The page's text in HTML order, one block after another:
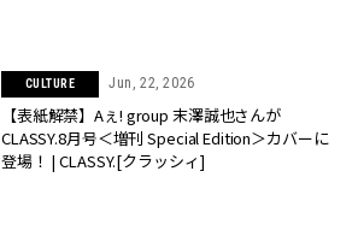
CULTURE Jun, 22, 2026
【表紙解禁】Aぇ! group 末澤誠也さんが
CLASSY.8月号＜増刊 Special Edition＞カバーに
登場！ | CLASSY.[クラッシィ]